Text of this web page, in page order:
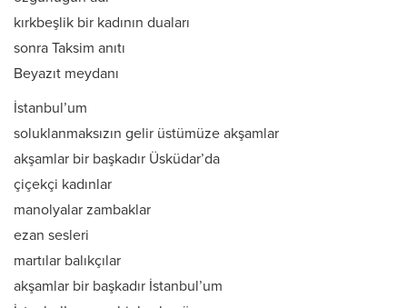
kırkbeşlik bir kadının duaları
sonra Taksim anıtı
Beyazıt meydanı
İstanbul’um
soluklanmaksızın gelir üstümüze akşamlar
akşamlar bir başkadır Üsküdar’da
çiçekçi kadınlar
manolyalar zambaklar
ezan sesleri
martılar balıkçılar
akşamlar bir başkadır İstanbul’um